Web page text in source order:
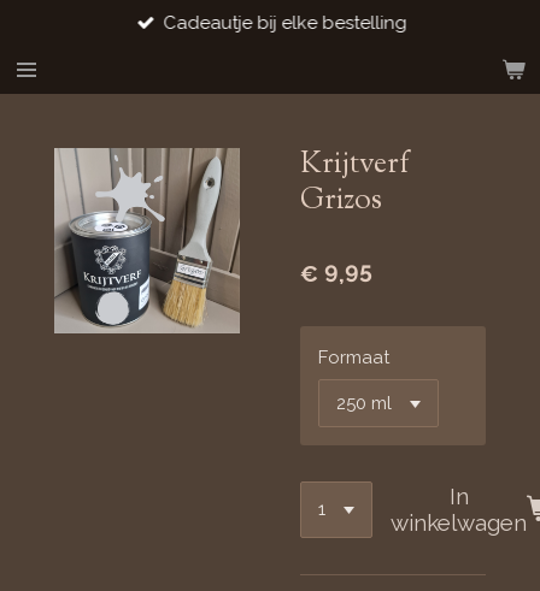
naar
Cadeautje bij elke bestelling
Krijtverf
Grizos
€ 9,95
Formaat
In
winkelwagen